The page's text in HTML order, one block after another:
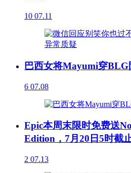
10 07.11
巴西女将Mayumi穿
6 07.08
Epic本周末限时免费送
Edition，7月20日5时截
2 07.13